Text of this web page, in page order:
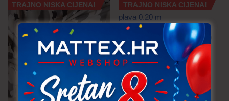
TRAJNO NISKA CIJENA! TRAJNO NISKA CIJENA!
Pamučna tkanina – tamno
plava 0.20 m
3,80€ uključ. PDV po metru